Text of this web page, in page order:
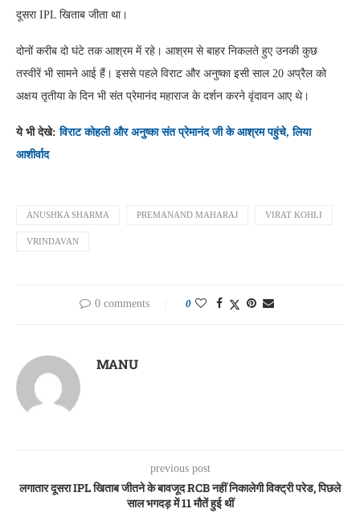
दूसरा IPL खिताब जीता था।
दोनों करीब दो घंटे तक आश्रम में रहे। आश्रम से बाहर निकलते हुए उनकी कुछ
तस्वीरें भी सामने आई हैं। इससे पहले विराट और अनुष्का इसी साल 20 अप्रैल को
अक्षय तृतीया के दिन भी संत प्रेमानंद महाराज के दर्शन करने वृंदावन आए थे।
ये भी देखे:विराट कोहली और अनुष्का संत प्रेमानंद जी के आश्रम पहुंचे, लिया
आशीर्वाद
ANUSHKA SHARMA PREMANAND MAHARAJ VIRAT KOHLI
VRINDAVAN
0 comments 0
MANU
previous post
लगातार दूसरा IPL खिताब जीतने के बावजूद RCB नहीं निकालेगी विक्ट्री परेड, पिछले
साल भगदड़ में 11 मौतें हुई थीं